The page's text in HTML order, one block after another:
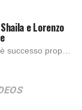
e Lorenzo
Da coinquilini a… amanti! E sì, è successo proprio nel reality spagnolo Gran Hermano, dove Shaila Gatta e Lorenzo Spolverato, due volti già noti ai fan...